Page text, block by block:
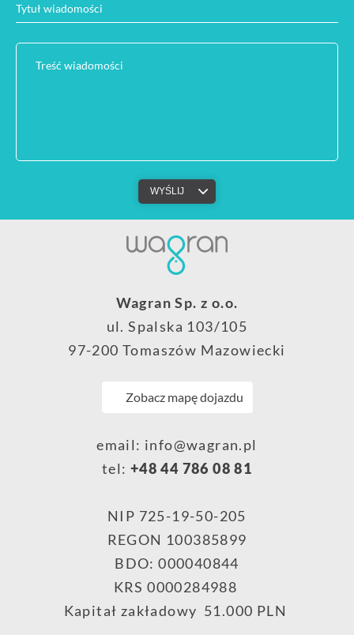
Tytuł wiadomości
Treść wiadomości
Wagran Sp. z o.o.
ul. Spalska 103/105
97-200 Tomaszów Mazowiecki
Zobacz mapę dojazdu
email: info@wagran.pl
tel: +48 44 786 08 81
NIP 725-19-50-205
REGON 100385899
BDO: 000040844
KRS 0000284988
Kapitał zakładowy 51.000 PLN